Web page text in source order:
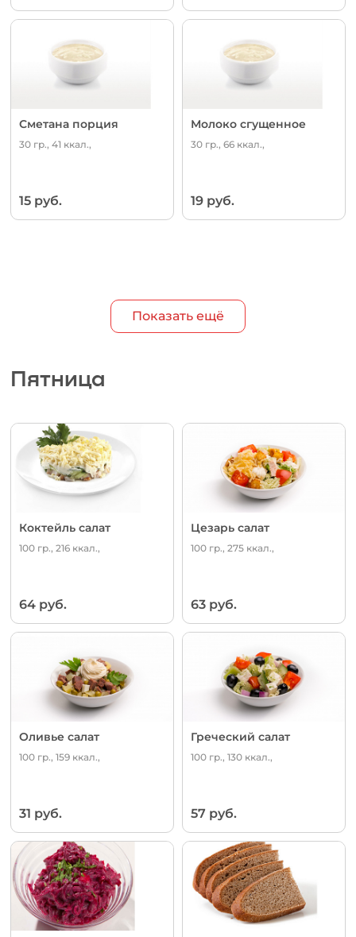
Сметана порция
30 гр., 41 ккал.,
15 руб.
Молоко сгущенное
30 гр., 66 ккал.,
19 руб.
Показать ещё
Пятница
Коктейль салат
100 гр., 216 ккал.,
64 руб.
Цезарь салат
100 гр., 275 ккал.,
63 руб.
Оливье салат
100 гр., 159 ккал.,
31 руб.
Греческий салат
100 гр., 130 ккал.,
57 руб.